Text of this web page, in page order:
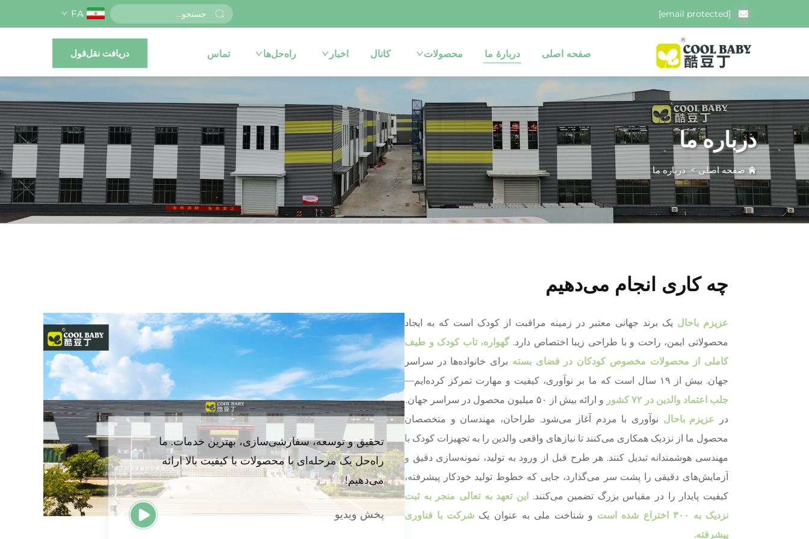
[email protected]
FA
صفحه اصلی دربارهٔ ما محصولات کانال اخبار راه‌حل‌ها تماس دریافت نقل‌قول
درباره ما
صفحه اصلی>درباره ما
چه کاری انجام می‌دهیم
عزیزم باحال یک برند جهانی معتبر در زمینه مراقبت از کودک است که به ایجاد
محصولاتی ایمن، راحت و با طراحی زیبا اختصاص دارد.گهواره، تاب کودک و طیف
کاملی از محصولات مخصوص کودکان در فضای بسته برای خانواده‌ها در سراسر
جهان. بیش از ۱۹ سال است که ما بر نوآوری، کیفیت و مهارت تمرکز کرده‌ایم—
جلب اعتماد والدین در ۷۲ کشور
و ارائه بیش از ۵۰ میلیون محصول در سراسر جهان.
در عزیزم باحال نوآوری با مردم آغاز می‌شود. طراحان، مهندسان و متخصصان
محصول ما از نزدیک همکاری می‌کنند تا نیازهای واقعی والدین را به تجهیزات کودک با
مهندسی هوشمندانه تبدیل کنند. هر طرح قبل از ورود به تولید، نمونه‌سازی دقیق و
آزمایش‌های دقیقی را پشت سر می‌گذارد، جایی که خطوط تولید خودکار پیشرفته،
کیفیت پایدار را در مقیاس بزرگ تضمین می‌کنند.
این تعهد به تعالی منجر به ثبت
نزدیک به ۳۰۰ اختراع شده است
و شناخت ملی به عنوان یک شرکت با فناوری
پیشرفته.
تحقیق و توسعه، سفارشی‌سازی، بهترین خدمات. ما
راه‌حل یک مرحله‌ای با محصولات با کیفیت بالا ارائه
می‌دهیم!
پخش ویدیو